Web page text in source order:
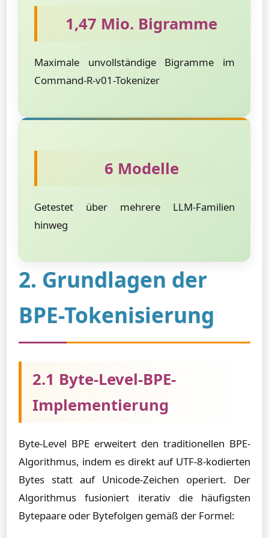
1,47 Mio. Bigramme
Maximale unvollständige Bigramme im
Command-R-v01-Tokenizer
6 Modelle
Getestet über mehrere LLM-Familien
hinweg
2. Grundlagen der
BPE-Tokenisierung
2.1 Byte-Level-BPE-
Implementierung
Byte-Level BPE erweitert den traditionellen BPE-
Algorithmus, indem es direkt auf UTF-8-kodierten
Bytes statt auf Unicode-Zeichen operiert. Der
Algorithmus fusioniert iterativ die häufigsten
Bytepaare oder Bytefolgen gemäß der Formel: